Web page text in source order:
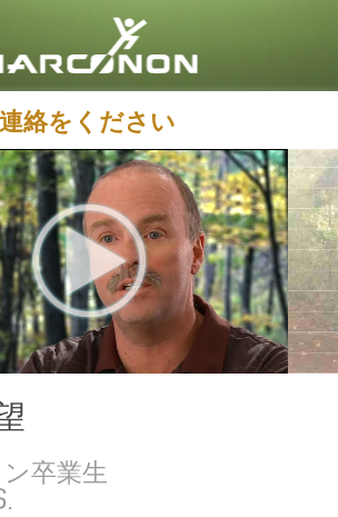
デンマーク語
ドイツ語
ギリシャ語
スペイン語（ラテン）
フランス語
ヘブライ語
マジャール語
イタリア語
連絡をください
卒業生